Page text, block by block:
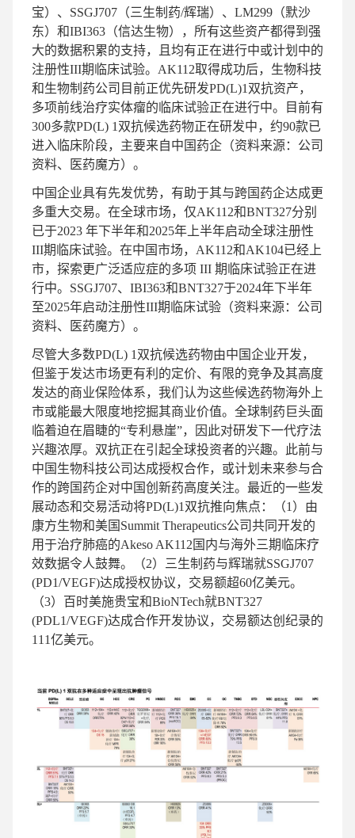
宝）、SSGJ707（三生制药/辉瑞）、LM299（默沙
东）和IBI363（信达生物），所有这些资产都得到强
大的数据积累的支持，且均有正在进行中或计划中的
注册性III期临床试验。AK112取得成功后，生物科技
和生物制药公司目前正优先研发PD(L)1双抗资产，
多项前线治疗实体瘤的临床试验正在进行中。目前有
300多款PD(L) 1双抗候选药物正在研发中，约90款已
进入临床阶段，主要来自中国药企（资料来源：公司
资料、医药魔方）。
中国企业具有先发优势，有助于其与跨国药企达成更
多重大交易。在全球市场，仅AK112和BNT327分别
已于2023 年下半年和2025年上半年启动全球注册性
III期临床试验。在中国市场，AK112和AK104已经上
市，探索更广泛适应症的多项 III 期临床试验正在进
行中。SSGJ707、IBI363和BNT327于2024年下半年
至2025年启动注册性III期临床试验（资料来源：公司
资料、医药魔方）。
尽管大多数PD(L) 1双抗候选药物由中国企业开发，
但鉴于发达市场更有利的定价、有限的竞争及其高度
发达的商业保险体系，我们认为这些候选药物海外上
市或能最大限度地挖掘其商业价值。全球制药巨头面
临着迫在眉睫的“专利悬崖”，因此对研发下一代疗法
兴趣浓厚。双抗正在引起全球投资者的兴趣。此前与
中国生物科技公司达成授权合作，或计划未来参与合
作的跨国药企对中国创新药高度关注。最近的一些发
展动态和交易活动将PD(L)1双抗推向焦点：（1）由
康方生物和美国Summit Therapeutics公司共同开发的
用于治疗肺癌的Akeso AK112国内与海外三期临床疗
效数据令人鼓舞。（2）三生制药与辉瑞就SSGJ707
(PD1/VEGF)达成授权协议，交易额超60亿美元。
（3）百时美施贵宝和BioNTech就BNT327
(PDL1/VEGF)达成合作开发协议，交易额达创纪录的
111亿美元。